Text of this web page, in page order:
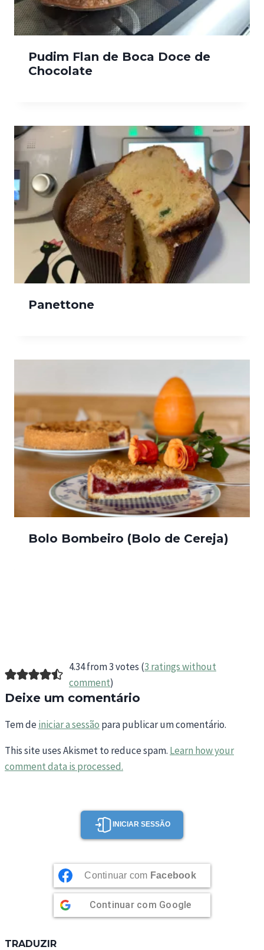
Pudim Flan de Boca Doce de
Chocolate
Panettone
Bolo Bombeiro (Bolo de Cereja)
4.34 from 3 votes (3 ratings without
comment)
Deixe um comentário
Tem deiniciar a sessão para publicar um comentário.
This site uses Akismet to reduce spam. Learn how your
comment data is processed.
INICIAR SESSÃO
Continuar com Facebook
Continuar com Google
TRADUZIR